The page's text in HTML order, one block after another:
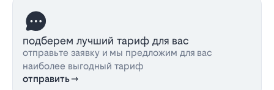
подберем лучший тариф для вас
отправьте заявку и мы предложим для вас
наиболее выгодный тариф
отправить